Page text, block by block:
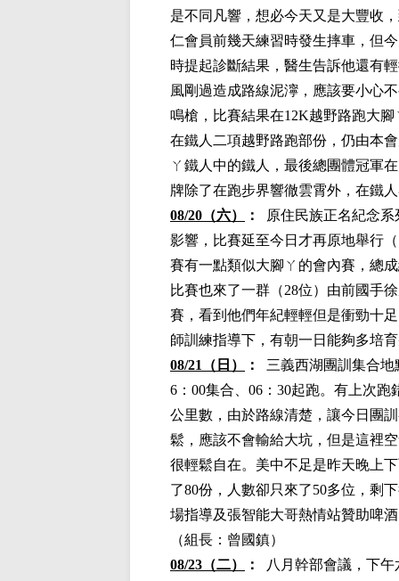
是不同凡響，想必今天又是大豐收
仁會員前幾天練習時發生摔車，但
時提起診斷結果，醫生告訴他還有
風剛過造成路線泥濘，應該要小心
鳴槍，比賽結果在12K越野路跑大
在鐵人二項越野路跑部份，仍由本
ㄚ鐵人中的鐵人，最後總團體冠軍
牌除了在跑步界響徹雲霄外， 在鐵
08/20（六）
：
原住民族正名紀念
影響，比賽延至今日才再原地舉行 （
賽有一點類似大腳ㄚ的會內賽，總
比賽也來了一群（28位）由前國手
賽，看到他們年紀輕輕但是衝勁十
師訓練指導下，有朝一日能夠多培
08/21（日）
：
三義西湖團訓集合
6：00集合、06：30起跑。有上次跑
公里數，由於路線清楚，讓今日團
鬆，應該不會輸給大坑，但是這裡
很輕鬆自在。美中不足是昨天晚上
了80份，人數卻只來了50多位，剩
場指導及張智能大哥熱情站贊助啤
（組長：曾國鎮）
08/23 （二） ： 八 月幹部會議， 下午